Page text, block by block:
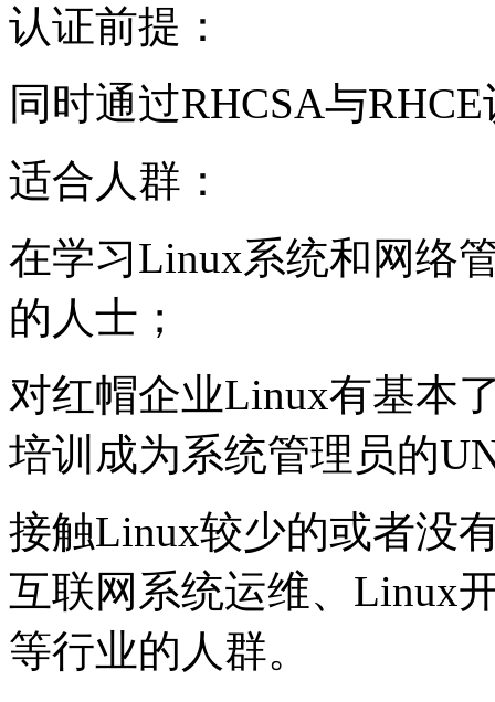
认证前提：
同时通过RHCSA与
适合人群：
在学习Linux系统和网络
的人士；
对红帽企业Linux有基本
培训成为系统管理员的
接触Linux较少的或者没
互联网系统运维、Linux
等行业的人群。